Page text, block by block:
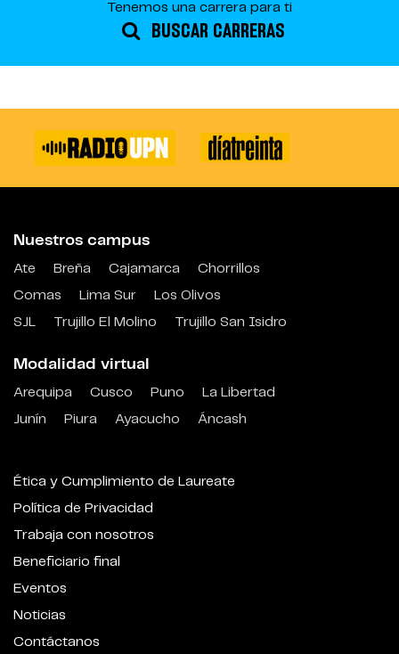
Tenemos una carrera para ti
BUSCAR CARRERAS
Nuestros campus
Ate Breña Cajamarca
Chorrillos
Comas
Lima Sur
Los Olivos
SJL
Trujillo El Molino Trujillo San Isidro
Modalidad virtual
Arequipa Cusco Puno
La Libertad
Junín
Piura Ayacucho Áncash
Ética y Cumplimiento de Laureate
Política de Privacidad
Trabaja con nosotros
Beneficiario final
Eventos
Noticias
Contáctanos